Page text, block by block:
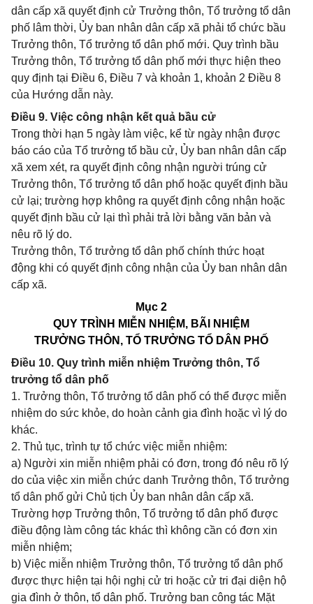
dân cấp xã quyết định cử Trưởng thôn, Tổ trưởng tổ dân
phố lâm thời, Ủy ban nhân dân cấp xã phải tổ chức bầu
Trưởng thôn, Tổ trưởng tổ dân phố mới. Quy trình bầu
Trưởng thôn, Tổ trưởng tổ dân phố mới thực hiện theo
quy định tại Điều 6, Điều 7 và khoản 1, khoản 2 Điều 8
của Hướng dẫn này.
Điều 9. Việc công nhận kết quả bầu cử
Trong thời hạn 5 ngày làm việc, kể từ ngày nhận được
báo cáo của Tổ trưởng tổ bầu cử, Ủy ban nhân dân cấp
xã xem xét, ra quyết định công nhận người trúng cử
Trưởng thôn, Tổ trưởng tổ dân phố hoặc quyết định bầu
cử lại; trường hợp không ra quyết định công nhận hoặc
quyết định bầu cử lại thì phải trả lời bằng văn bản và
nêu rõ lý do.
Trưởng thôn, Tổ trưởng tổ dân phố chính thức hoạt
động khi có quyết định công nhận của Ủy ban nhân dân
cấp xã.
Mục 2
QUY TRÌNH MIỄN NHIỆM, BÃI NHIỆM
TRƯỞNG THÔN, TỔ TRƯỞNG TỔ DÂN PHỐ
Điều 10. Quy trình miễn nhiệm Trưởng thôn, Tổ
trưởng tổ dân phố
1. Trưởng thôn, Tổ trưởng tổ dân phố có thể được miễn
nhiệm do sức khỏe, do hoàn cảnh gia đình hoặc vì lý do
khác.
2. Thủ tục, trình tự tổ chức việc miễn nhiệm:
a) Người xin miễn nhiệm phải có đơn, trong đó nêu rõ lý
do của việc xin miễn chức danh Trưởng thôn, Tổ trưởng
tổ dân phố gửi Chủ tịch Ủy ban nhân dân cấp xã.
Trường hợp Trưởng thôn, Tổ trưởng tổ dân phố được
điều động làm công tác khác thì không cần có đơn xin
miễn nhiệm;
b) Việc miễn nhiệm Trưởng thôn, Tổ trưởng tổ dân phố
được thực hiện tại hội nghị cử tri hoặc cử tri đại diện hộ
gia đình ở thôn, tổ dân phố. Trưởng ban công tác Mặt